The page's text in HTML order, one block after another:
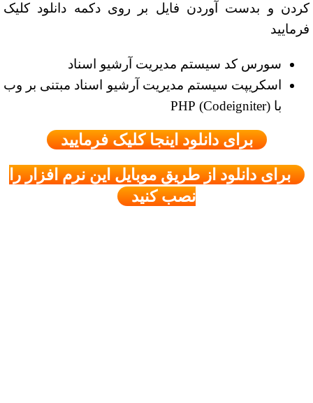
کردن و بدست آوردن فایل بر روی دکمه دانلود کلیک
فرمایید
سورس کد سیستم مدیریت آرشیو اسناد
اسکریپت سیستم مدیریت آرشیو اسناد مبتنی بر وب
با (Codeigniter) PHP
برای دانلود اینجا کلیک فرمایید
برای دانلود از طریق موبایل این نرم افزار را
نصب کنید